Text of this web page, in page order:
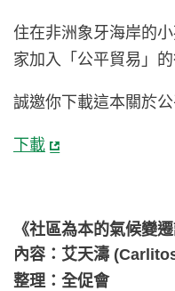
住在非洲象牙海岸的
家加入「公平貿易」
誠邀你下載這本關於
下載
《社區為本的氣候變
內容：艾天濤
整理：全促會